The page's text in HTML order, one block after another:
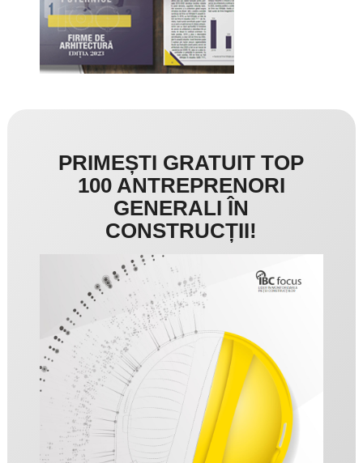
PRIMEȘTI GRATUIT TOP
100 ANTREPRENORI
GENERALI ÎN
CONSTRUCȚII!